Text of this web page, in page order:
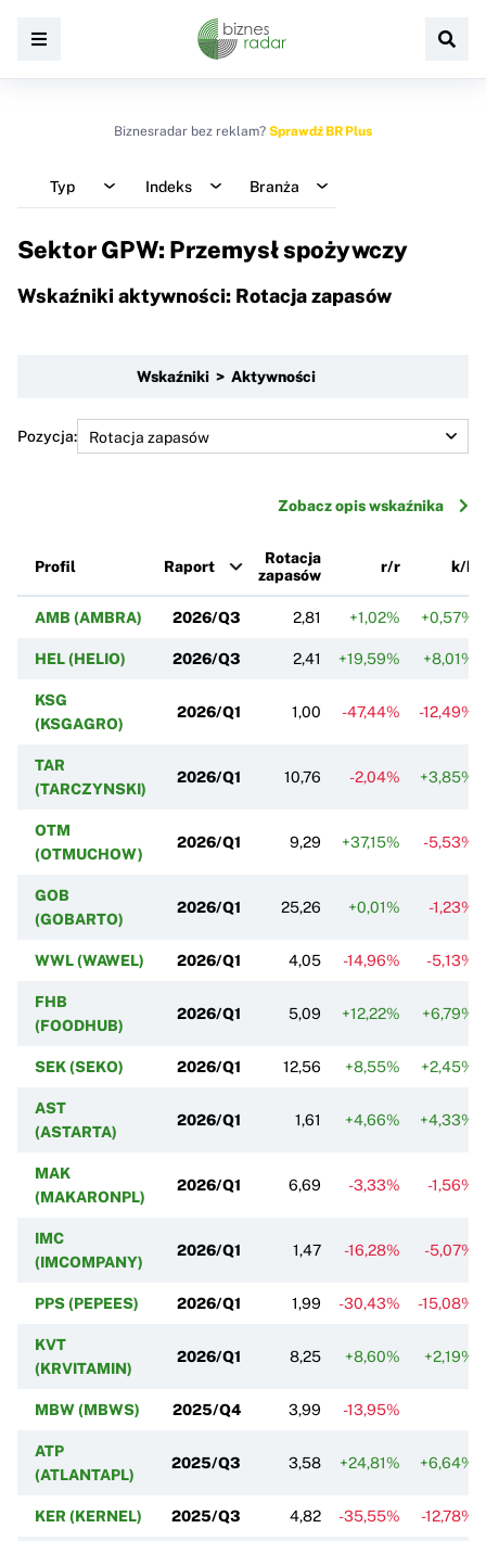
Biznesradar bez reklam? Sprawdź BR Plus
Typ Indeks Branża
Sektor GPW: Przemysł spożywczy
Wskaźniki aktywności: Rotacja zapasów
Wskaźniki > Aktywności
Pozycja:
Zobacz opis wskaźnika
Profil Raport
Rotacja
zapasów
r/r k/k
AMB (AMBRA) 2026/Q3 2,81 +1,02% +0,57%
HEL (HELIO) 2026/Q3 2,41 +19,59% +8,01%
KSG
(KSGAGRO)
2026/Q1 1,00 -47,44% -12,49%
TAR
(TARCZYNSKI)
2026/Q1 10,76 -2,04% +3,85%
OTM
(OTMUCHOW)
2026/Q1 9,29 +37,15% -5,53%
GOB
(GOBARTO)
2026/Q1 25,26 +0,01% -1,23%
WWL (WAWEL) 2026/Q1 4,05 -14,96% -5,13%
FHB
(FOODHUB)
2026/Q1 5,09 +12,22% +6,79%
SEK (SEKO) 2026/Q1 12,56 +8,55% +2,45%
AST
(ASTARTA)
2026/Q1 1,61 +4,66% +4,33%
MAK
(MAKARONPL)
2026/Q1 6,69 -3,33% -1,56%
IMC
(IMCOMPANY)
2026/Q1 1,47 -16,28% -5,07%
PPS (PEPEES) 2026/Q1 1,99 -30,43% -15,08%
KVT
(KRVITAMIN)
2026/Q1 8,25 +8,60% +2,19%
MBW (MBWS) 2025/Q4 3,99 -13,95%
ATP
(ATLANTAPL)
2025/Q3 3,58 +24,81% +6,64%
KER (KERNEL) 2025/Q3 4,82 -35,55% -12,78%